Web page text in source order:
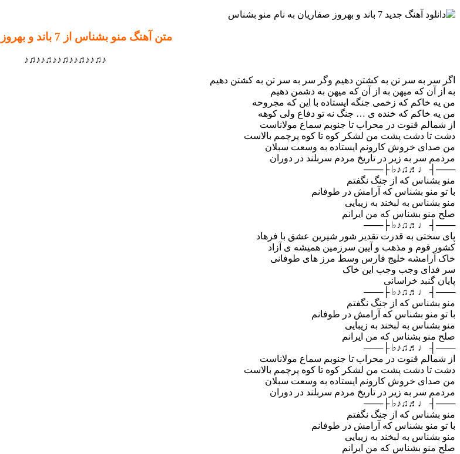
متن آهنگ منو بشناس از 7 باند و بهروز صفاریان
♪♫♪♪♫♪♪♫♪♪♫♪♪♫♪
اگر سر به سر تن به کشتن دهیم وگر سر به سر تن به کشتن دهیم
به از آن که میهن به از آن که میهن به دشمن دهیم
من یه خاکم که زخمی جنگه ایستاده با این که مجروحه
من یه خاکم که خنده ی … جنگ نه تو دفاع ولی کوهه
از شمالم قنوت در محراب تا جنوبم سماع مولاناست
دشت تا دشت پشت من لشکر کوه تا کوه پرچمم بالاست
من صدای خروش کارونم ایستاده به وسعت سبلان
مردمم سر به زیر در تاریخ مردم سربلند در دوران
───┤ ♩♬♫♪♭ ├───
منو بشناس که از جنگ نگفتم
با تو منو بشناس که آرامش در طوفانم
منو بشناس به لبخند به زیبایی
صلح منو بشناس که من ایرانم
───┤ ♩♬♫♪♭ ├───
پای سختی به قدرت تقدیر شور شیرین عشق با فرهاد
کشور قوم و مذهب و آیین سرزمین همیشه ی آزاد
خاک آرامشه خلیج فارس وسط مرز های طوفانی
سر فدای وجب وجب این خاک
پایان گنبد خراسانی
───┤ ♩♬♫♪♭ ├───
منو بشناس که از جنگ نگفتم
با تو منو بشناس که آرامش در طوفانم
منو بشناس به لبخند به زیبایی
صلح منو بشناس که من ایرانم
───┤ ♩♬♫♪♭ ├───
از شمالم قنوت در محراب تا جنوبم سماع مولاناست
دشت تا دشت پشت من لشکر کوه تا کوه پرچمم بالاست
من صدای خروش کارونم ایستاده به وسعت سبلان
مردمم سر به زیر در تاریخ مردم سربلند در دوران
───┤ ♩♬♫♪♭ ├───
منو بشناس که از جنگ نگفتم
با تو منو بشناس که آرامش در طوفانم
منو بشناس به لبخند به زیبایی
صلح منو بشناس که من ایرانم